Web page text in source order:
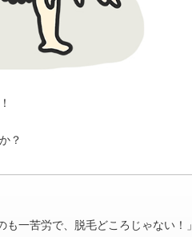
？
も一苦労で、脱毛どころじゃない！」